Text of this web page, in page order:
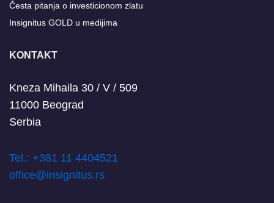
Česta pitanja o investicionom zlatu
Insignitus GOLD u medijima
KONTAKT
Kneza Mihaila 30 / V / 509
11000 Beograd
Serbia
Tel.: +381 11 4404521
office@insignitus.rs